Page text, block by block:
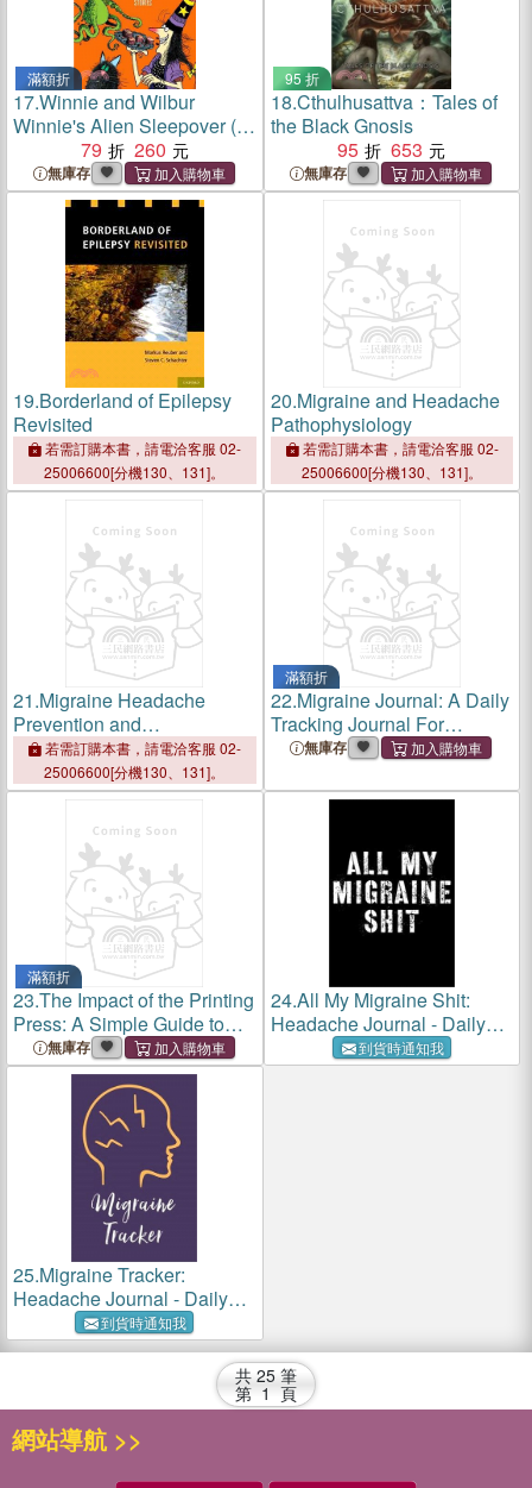
滿額折
17.Winnie and Wilbur
Winnie's Alien Sleepover (平
79 260
無庫存
95 折
18.Cthulhusattva：Tales of
the Black Gnosis
95
653
無庫存
19.Borderland of Epilepsy
Revisited
若需訂購本書，請電洽客服 02-
25006600[分機130、131]。
20.Migraine and Headache
Pathophysiology
若需訂購本書，請電洽客服 02-
25006600[分機130、131]。
21.Migraine Headache
Prevention and
Management
若需訂購本書，請電洽客服 02-
25006600[分機130、131]。
滿額折
22.Migraine Journal: A Daily
Tracking Journal For
Migraines and Chronic
Identification + Relief Log)
無庫存
滿額折
23.The Impact of the Printing
Press: A Simple Guide to
Big Ideas
無庫存
24.All My Migraine Shit:
Headache Journal - Daily
Tracker for Pain
Management, Log Chronic
到貨時通知我
25.Migraine Tracker:
Headache Journal - Daily
Tracker for Pain
Management, Log Chronic
Treatment
到貨時通知我
共 25 筆
第 1 頁
網站導航 >>